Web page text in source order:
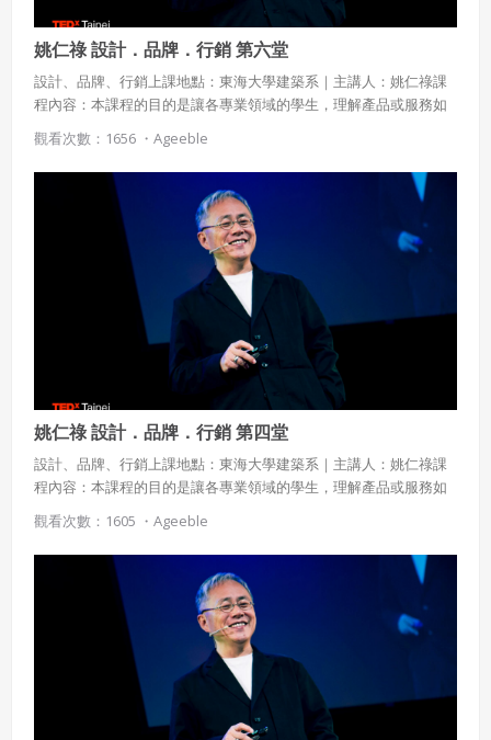
姚仁祿 設計．品牌．行銷 第六堂
設計、品牌、行銷上課地點：東海大學建築系｜主講人：姚仁祿課
程內容：本課程的目的是讓各專業領域的學生，理解產品或服務如
何運用設計，如何建構品牌，如何達成行銷的目的。課程涵蓋設
計、品牌與行銷的基本觀念，及設計＋品牌＋行銷與人類現在與未
來活動之間的關係，介紹二十一世紀人類行為、設計、品牌與市場
行銷的發展現況與前瞻，並以食、衣、住、行、育、樂的個案研究
為基礎，探討二十一世紀待開發的設計、品牌與行銷領域。
觀看次數：1656 ・ Ageeble
姚仁祿 設計．品牌．行銷 第四堂
設計、品牌、行銷上課地點：東海大學建築系｜主講人：姚仁祿課
程內容：本課程的目的是讓各專業領域的學生，理解產品或服務如
何運用設計，如何建構品牌，如何達成行銷的目的。課程涵蓋設
計、品牌與行銷的基本觀念，及設計＋品牌＋行銷與人類現在與未
來活動之間的關係，介紹二十一世紀人類行為、設計、品牌與市場
行銷的發展現況與前瞻，並以食、衣、住、行、育、樂的個案研究
為基礎，探討二十一世紀待開發的設計、品牌與行銷領域。
觀看次數：1605 ・ Ageeble